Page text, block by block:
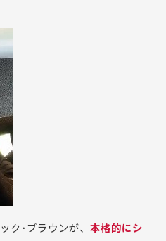
ク･ブラウンが、 本格的にシ